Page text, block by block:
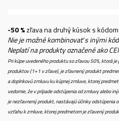
-50 %zľava na druhý kúsok s kódom
Nie je možné kombinovať s inými
Neplatí na produkty označené ako
Pri kúpe uvedeného produktu so zľavou 50%, ktorá
produktov (1+1 v zľave), je zľavnený produkt
a doplnkovú zmluvu ku kúpnej zmluve, ktorej
vedomie, že v prípade odstúpenia od zmluvy alebo
je nezľavnený produkt, nastávajú účinky odstúpenia
vzťahu k zmluve, ktorej predmetom je zľavený